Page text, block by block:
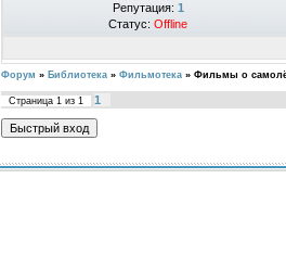
Репутация: 1
Статус: Offline
Форум » Библиотека » Фильмотека » Фильмы о
Страница 1 из 1 1